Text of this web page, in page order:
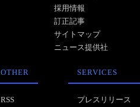
採用情報
訂正記事
サイトマップ
ニュース提供社
OTHER
RSS
SERVICES
プレスリリース